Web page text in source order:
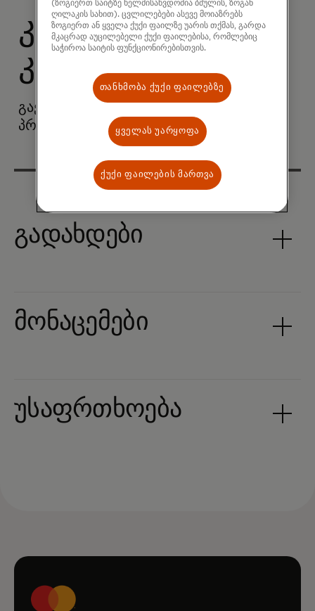
კომერციის
კომპონენტები
გაეცანით ჩვენს ყველაზე პოპულარულ
პროდუქტებს:
გადახდები
მონაცემები
უსაფრთხოება
(ზოგიერთ საიტზე ხელმისაწვდომია ბმულის, ზოგან
ღილაკის სახით). ცვლილებები ასევე მოიაზრებს
ზოგიერთ ან ყველა ქუქი ფაილზე უარის თქმას, გარდა
მკაცრად აუცილებელი ქუქი ფაილებისა, რომლებიც
საჭიროა საიტის ფუნქციონირებისთვის.
თანხმობა ქუქი ფაილებზე
ყველას უარყოფა
ქუქი ფაილების მართვა